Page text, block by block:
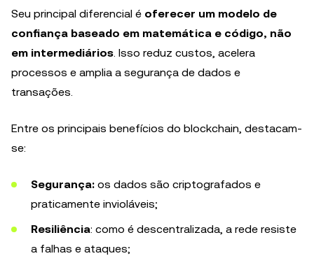
Seu principal diferencial é oferecer um modelo de
confiança baseado em matemática e código, não
em intermediários . Isso reduz custos, acelera
processos e amplia a segurança de dados e
transações.
Entre os principais benefícios do blockchain, destacam-
se:
Segurança: os dados são criptografados e
praticamente invioláveis;
Resiliência: como é descentralizada, a rede resiste
a falhas e ataques;